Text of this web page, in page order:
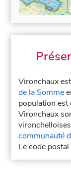
Vironchaux
de la Somme
population est
Vironchaux
communauté
Le code